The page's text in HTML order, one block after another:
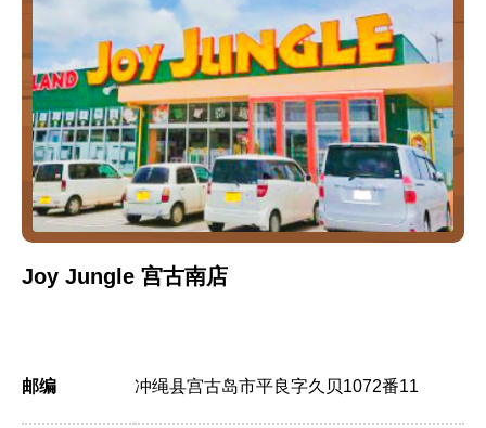
Joy Jungle 宫古南店
邮编 冲绳县宫古岛市平良字久贝1072番11